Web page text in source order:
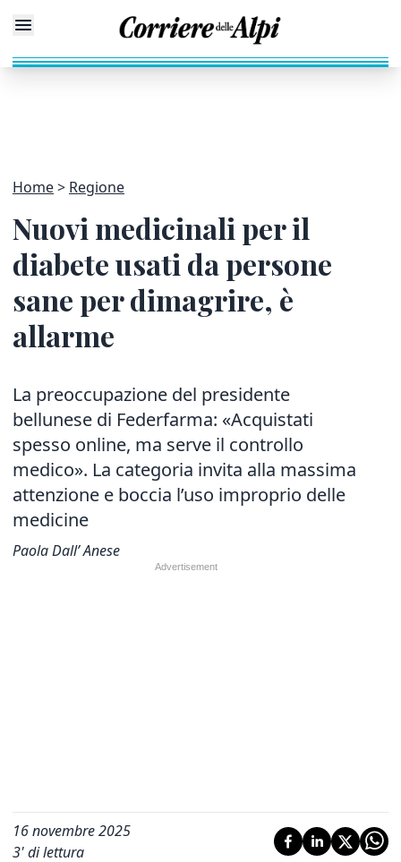
Home Regione
Nuovi medicinali per il
diabete usati da persone
sane per dimagrire, è
allarme
La preoccupazione del presidente
bellunese di Federfarma: «Acquistati
spesso online, ma serve il controllo
medico». La categoria invita alla massima
attenzione e boccia l’uso improprio delle
medicine
Paola Dall’ Anese
16 novembre 2025
3' di lettura